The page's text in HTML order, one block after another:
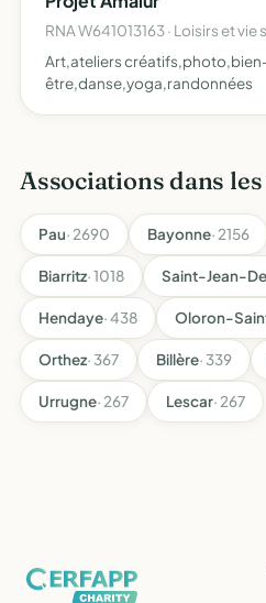
RNA W641013163 · Loisirs et
Art,ateliers
être,danse,yoga,randonnées
Associations dans
Pau· 2690 Bayonne· 2156
Biarritz· 1018 Saint-Jean-
Hendaye· 438 Oloron-
Orthez· 367 Billère· 339
Urrugne· 267 Lescar· 267